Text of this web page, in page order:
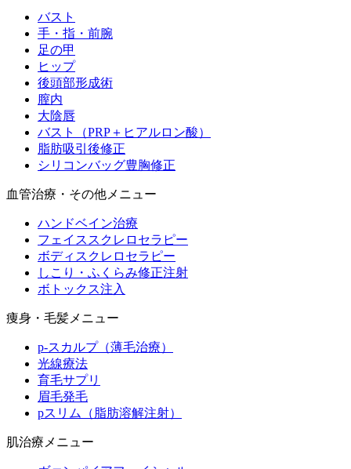
バスト
手・指・前腕
足の甲
ヒップ
後頭部形成術
膣内
大陰唇
バスト（PRP＋ヒアルロン酸）
脂肪吸引後修正
シリコンバッグ豊胸修正
血管治療・その他メニュー
ハンドベイン治療
フェイススクレロセラピー
ボディスクレロセラピー
しこり・ふくらみ修正注射
ボトックス注入
痩身・毛髪メニュー
p-スカルプ（薄毛治療）
光線療法
育毛サプリ
眉毛発毛
pスリム（脂肪溶解注射）
肌治療メニュー